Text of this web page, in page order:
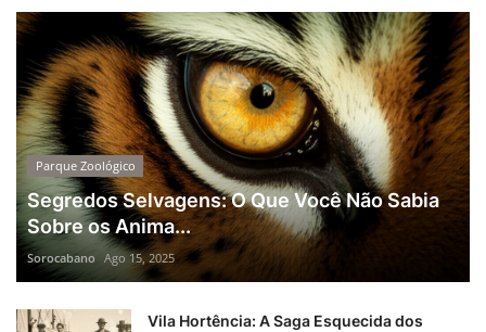
Parque Zoológico
Segredos Selvagens: O Que Você Não Sabia
Sobre os Anima...
Sorocabano Ago 15, 2025
Vila Hortência: A Saga Esquecida dos